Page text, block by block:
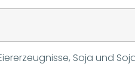
Soja und